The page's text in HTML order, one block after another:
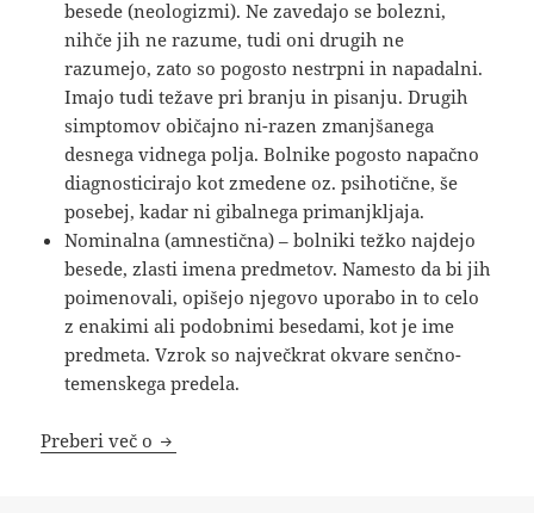
besede (neologizmi). Ne zavedajo se bolezni,
nihče jih ne razume, tudi oni drugih ne
razumejo, zato so pogosto nestrpni in napadalni.
Imajo tudi težave pri branju in pisanju. Drugih
simptomov običajno ni-razen zmanjšanega
desnega vidnega polja. Bolnike pogosto napačno
diagnosticirajo kot zmedene oz. psihotične, še
posebej, kadar ni gibalnega primanjkljaja.
Nominalna (amnestična) – bolniki težko najdejo
besede, zlasti imena predmetov. Namesto da bi jih
poimenovali, opišejo njegovo uporabo in to celo
z enakimi ali podobnimi besedami, kot je ime
predmeta. Vzrok so največkrat okvare senčno-
temenskega predela.
Preberi več o Nevrologija